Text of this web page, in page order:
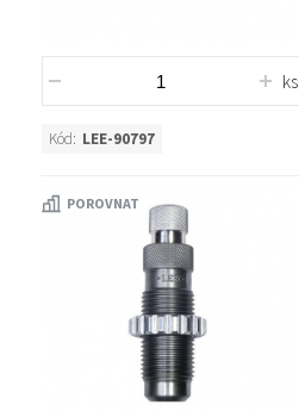
ks
Kód: LEE-90797
POROVNAT